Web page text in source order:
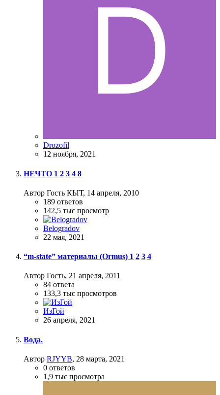
Drozofil
12 ноября, 2021
НЕЧТО 1 2 3 4 8
Автор Гость КЫТ, 14 апреля, 2010
189 ответов
142,5 тыс просмотр
Belogradov
22 мая, 2021
“m-state” материалы (Ormus) 1 2 3 4
Автор Гость, 21 апреля, 2011
84 ответа
133,3 тыс просмотров
ИзГой
26 апреля, 2021
Вода.
Автор RJYYB, 28 марта, 2021
0 ответов
1,9 тыс просмотра